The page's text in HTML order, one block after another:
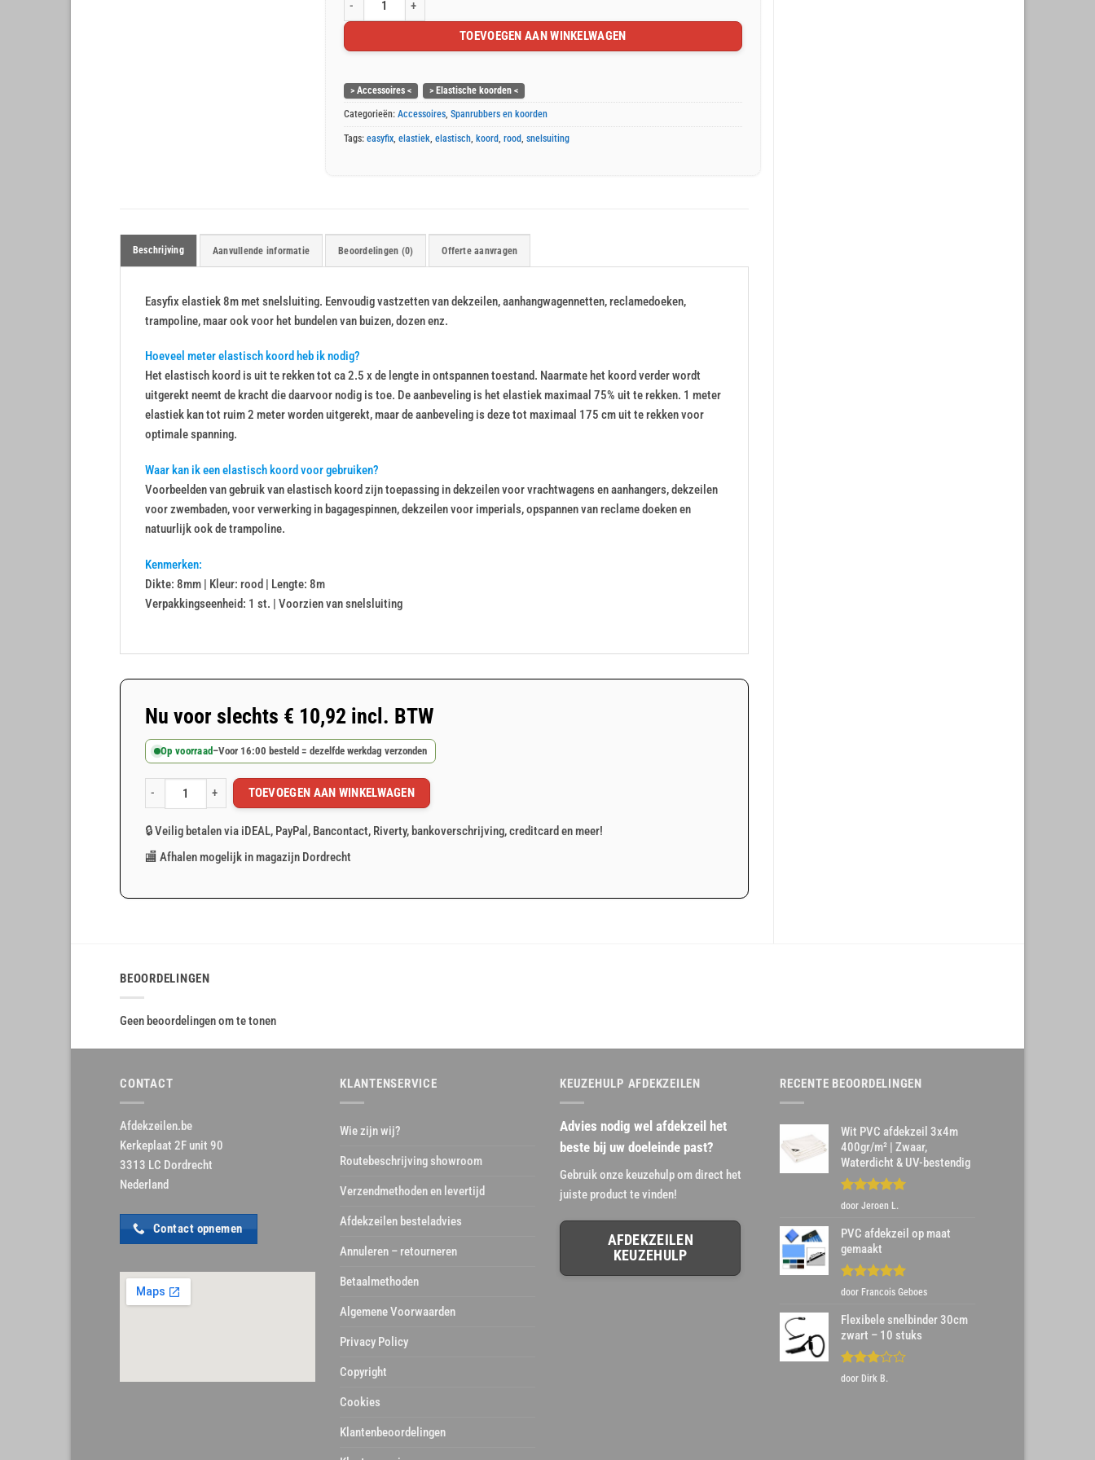
Easyfix elastiek 8m met snelsluiting aantal
TOEVOEGEN AAN WINKELWAGEN
> Accessoires < > Elastische koorden <
Categorieën:Accessoires,Spanrubbers en koorden
Tags:easyfix,elastiek,elastisch,koord,rood,snelsuiting
Beschrijving Aanvullende informatie Beoordelingen (0) Offerte aanvragen
Easyfix elastiek 8m met snelsluiting. Eenvoudig vastzetten van dekzeilen, aanhangwagennetten, reclamedoeken,
trampoline, maar ook voor het bundelen van buizen, dozen enz.
Hoeveel meter elastisch koord heb ik nodig?
Het elastisch koord is uit te rekken tot ca 2.5 x de lengte in ontspannen toestand. Naarmate het koord verder wordt
uitgerekt neemt de kracht die daarvoor nodig is toe. De aanbeveling is het elastiek maximaal 75% uit te rekken. 1 meter
elastiek kan tot ruim 2 meter worden uitgerekt, maar de aanbeveling is deze tot maximaal 175 cm uit te rekken voor
optimale spanning.
Waar kan ik een elastisch koord voor gebruiken?
Voorbeelden van gebruik van elastisch koord zijn toepassing in dekzeilen voor vrachtwagens en aanhangers, dekzeilen
voor zwembaden, voor verwerking in bagagespinnen, dekzeilen voor imperials, opspannen van reclame doeken en
natuurlijk ook de trampoline.
Kenmerken:
Dikte: 8mm | Kleur: rood | Lengte: 8m
Verpakkingseenheid: 1 st. | Voorzien van snelsluiting
Nu voor slechts € 10,92 incl. BTW
Op voorraad –Voor 16:00 besteld = dezelfde werkdag verzonden
Easyfix elastiek 8m met snelsluiting aantal
TOEVOEGEN AAN WINKELWAGEN
🔒 Veilig betalen via iDEAL, PayPal, Bancontact, Riverty, bankoverschrijving, creditcard en meer!
🏬 Afhalen mogelijk in magazijn Dordrecht
BEOORDELINGEN
Geen beoordelingen om te tonen
CONTACT
Afdekzeilen.be
Kerkeplaat 2F unit 90
3313 LC Dordrecht
Nederland
Contact opnemen
KLANTENSERVICE
Wie zijn wij?
Routebeschrijving showroom
Verzendmethoden en levertijd
Afdekzeilen besteladvies
Annuleren – retourneren
Betaalmethoden
Algemene Voorwaarden
Privacy Policy
Copyright
Cookies
Klantenbeoordelingen
KEUZEHULP AFDEKZEILEN
Advies nodig wel afdekzeil het
beste bij uw doeleinde past?
Gebruik onze keuzehulp om direct het
juiste product te vinden!
AFDEKZEILEN
KEUZEHULP
RECENTE BEOORDELINGEN
Wit PVC afdekzeil 3x4m
400gr/m² | Zwaar,
Waterdicht & UV-bestendig
Gewaardeerd
door Jeroen L.
PVC afdekzeil op maat
gemaakt
Gewaardeerd
door Francois Geboes
Flexibele snelbinder 30cm
zwart – 10 stuks
Gewaardeerd
door Dirk B.